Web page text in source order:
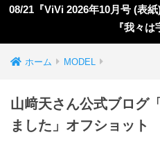
08/21『ViVi 2026年10月号 (表
『我々は
ホーム MODEL
山﨑天さん公式ブログ
ました」オフショット